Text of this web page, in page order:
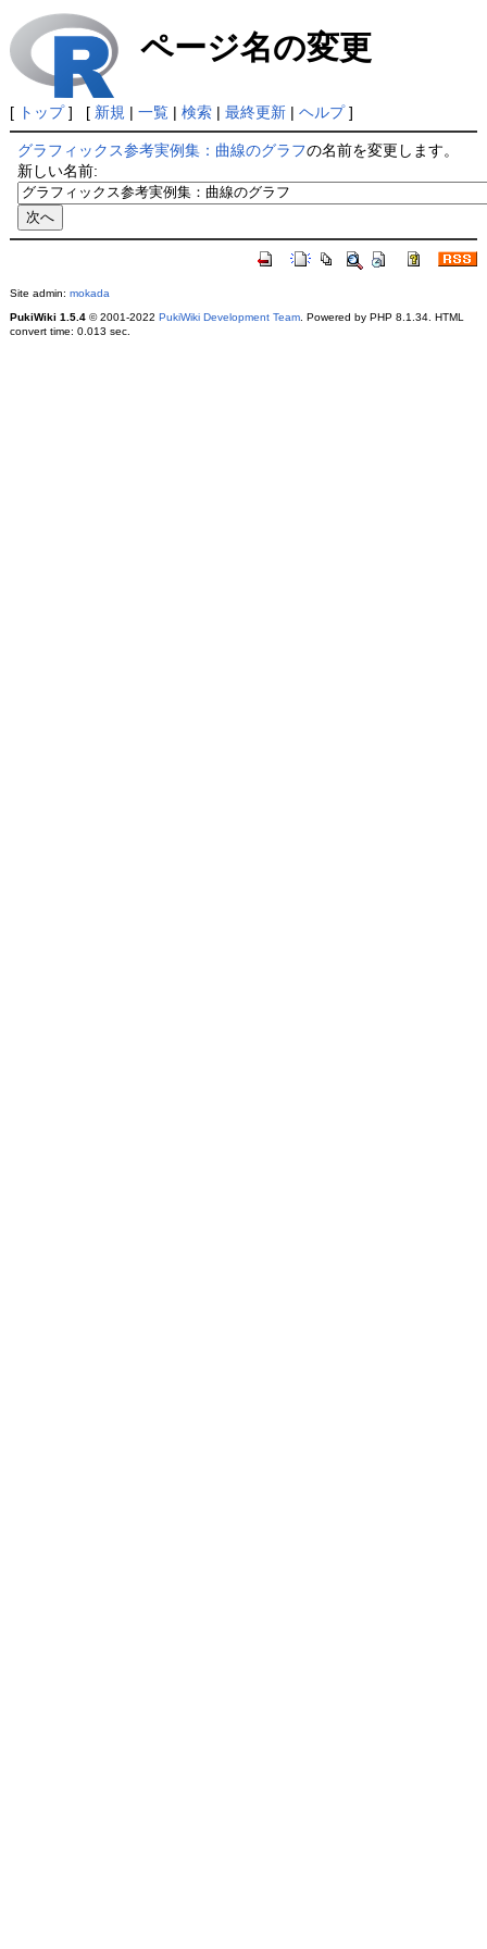
ページ名の変更
[ トップ] [ 新規 | 一覧| 検索| 最終更新| ヘルプ]
グラフィックス参考実例集：曲線のグラフの名前を変更します。
新しい名前:
Site admin: mokada
PukiWiki 1.5.4© 2001-2022 PukiWiki Development Team. Powered by PHP 8.1.34. HTML
convert time: 0.013 sec.